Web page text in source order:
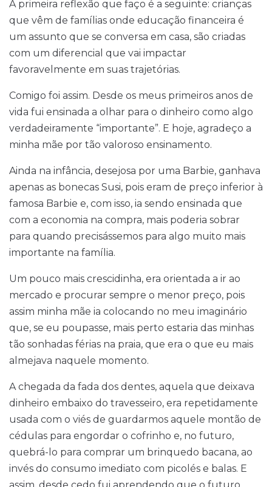
A primeira reflexão que faço é a seguinte: crianças
que vêm de famílias onde educação financeira é
um assunto que se conversa em casa, são criadas
com um diferencial que vai impactar
favoravelmente em suas trajetórias.
Comigo foi assim. Desde os meus primeiros anos de
vida fui ensinada a olhar para o dinheiro como algo
verdadeiramente “importante”. E hoje, agradeço a
minha mãe por tão valoroso ensinamento.
Ainda na infância, desejosa por uma Barbie, ganhava
apenas as bonecas Susi, pois eram de preço inferior à
famosa Barbie e, com isso, ia sendo ensinada que
com a economia na compra, mais poderia sobrar
para quando precisássemos para algo muito mais
importante na família.
Um pouco mais crescidinha, era orientada a ir ao
mercado e procurar sempre o menor preço, pois
assim minha mãe ia colocando no meu imaginário
que, se eu poupasse, mais perto estaria das minhas
tão sonhadas férias na praia, que era o que eu mais
almejava naquele momento.
A chegada da fada dos dentes, aquela que deixava
dinheiro embaixo do travesseiro, era repetidamente
usada com o viés de guardarmos aquele montão de
cédulas para engordar o cofrinho e, no futuro,
quebrá-lo para comprar um brinquedo bacana, ao
invés do consumo imediato com picolés e balas. E